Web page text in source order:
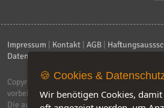
Impressum Kontakt AGB
Datenschutzerklärung
Copyright © 2026ebiz-consult GmbH & Co.
vorbehalten.
Die auf dieser Seite verwendeten
🍪 Cookies &
Wir benötigen Cookies,